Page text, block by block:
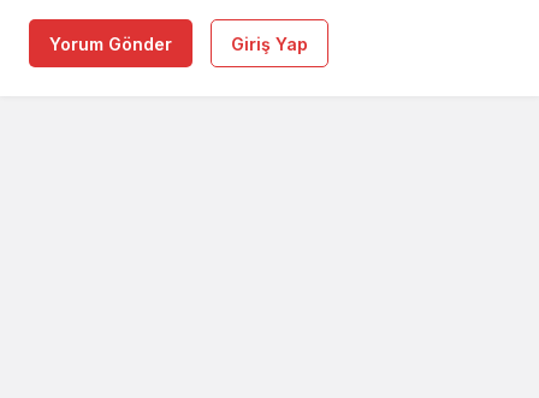
Yorum Gönder Giriş Yap